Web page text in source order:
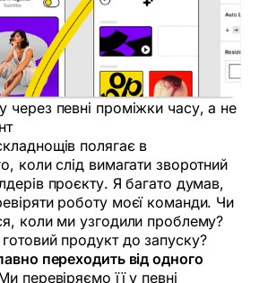
через певні проміжки часу, а не
полягає в
коли слід вимагати зворотний
проєкту. Я багато думав,
роботу моєї команди. Чи
коли ми узгодили проблему?
продукт до запуску?
переходить від одного
перевіряємо її у певні